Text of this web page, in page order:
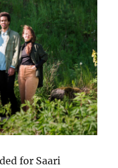
for Saari